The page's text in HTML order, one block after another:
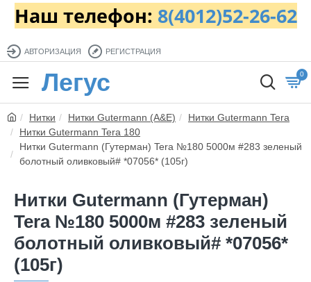
Наш телефон: 8(4012)52-26-62
АВТОРИЗАЦИЯ РЕГИСТРАЦИЯ
Легус 0
Нитки Нитки Gutermann (A&E)
Нитки Gutermann Tera
Нитки Gutermann Tera 180
Нитки Gutermann (Гутерман) Tera №180 5000м #283 зеленый
болотный оливковый# *07056* (105г)
Нитки Gutermann (Гутерман)
Tera №180 5000м #283 зеленый
болотный оливковый# *07056*
(105г)